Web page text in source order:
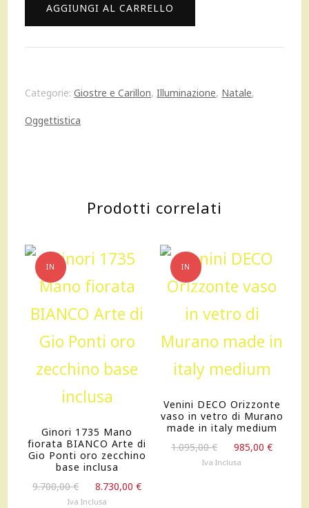
115,00 €.100,00 €.
56
Disney
Mickey's
Train
topolino
quantità
AGGIUNGI AL CARRELLO
Categorie:Giostre e Carillon,Illuminazione, Natale,
Oggettistica
Prodotti correlati
IN
OFFERTA!
Ginori 1735 Mano
fiorata BIANCO Arte di
Gio Ponti oro zecchino
base inclusa
9.700,00€
prezzo
8.730,00€
Iva Inclusa
IN
OFFERTA!
Venini DECO Orizzonte
vaso in vetro di Murano
made in italy medium
1.095,00€
prezzo
985,00€
Iva Inclusa